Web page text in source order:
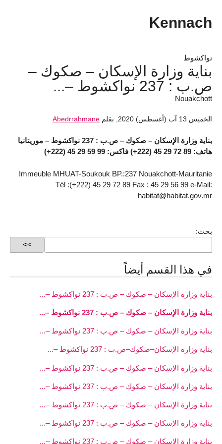
Kennach
نواكشوط
بناية وزارة الإسكان – صكوك –
ص.ب : 237 نواكشوط –...
Nouakchott
الخميس 13 آب (أغسطس) 2020 بقلم Abedrrahmane
بناية وزارة الإسكان – صكوك – ص.ب : 237 نواكشوط – موريتانيا
هاتف: 89 72 29 45 (222+) فاكس: 99 59 29 45 (222+)
Immeuble MHUAT-Soukouk BP.:237 Nouakchott-Mauritanie
Tél :(+222) 45 29 72 89 Fax : 45 29 56 99 e-Mail:
habitat@habitat.gov.mr
بحث:
في هذا القسم أيضاً
بناية وزارة الإسكان – صكوك – ص.ب : 237 نواكشوط –...
بناية وزارة الإسكان – صكوك – ص.ب : 237 نواكشوط –...
بناية وزارة الإسكان – صكوك – ص.ب : 237 نواكشوط –...
بناية وزارة الإسكان–صكوك–ص.ب : 237 نواكشوط –...
بناية وزارة الإسكان – صكوك – ص.ب : 237 نواكشوط –...
بناية وزارة الإسكان – صكوك – ص.ب : 237 نواكشوط –...
بناية وزارة الإسكان – صكوك – ص.ب : 237 نواكشوط –...
بناية وزارة الإسكان – صكوك – ص.ب : 237 نواكشوط –...
بناية وزارة الإسكان – صكوك – ص.ب : 237 نواكشوط –...